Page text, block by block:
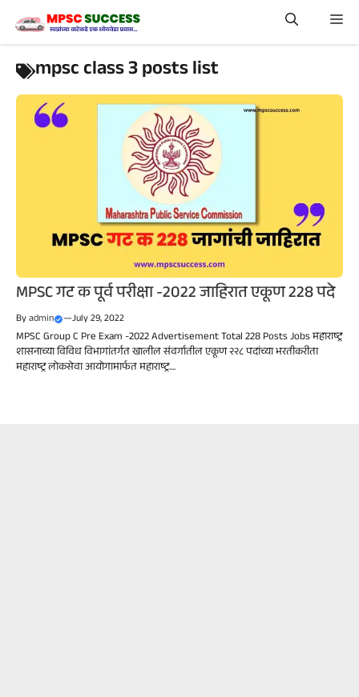
content
mpsc class 3 posts list
MPSC गट क पूर्व परीक्षा -2022 जाहिरात एकूण 228 पदे
Byadmin —July 29, 2022
MPSC Group C Pre Exam -2022 Advertisement Total 228 Posts Jobs महाराष्ट्र
शासनाच्या विविध विभागांतर्गत खालील संवर्गातील एकूण २२८ पदांच्या भरतीकरीता
महाराष्ट्र लोकसेवा आयोगामार्फत महाराष्ट्र....